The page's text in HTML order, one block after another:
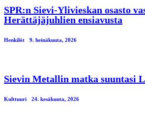
SPR:n Sievi-Ylivieskan osasto
Herättäjäjuhlien ensiavusta
Henkilöt 9. heinäkuuta, 2026
Sievin Metallin matka suuntasi
Kulttuuri 24. kesäkuuta, 2026